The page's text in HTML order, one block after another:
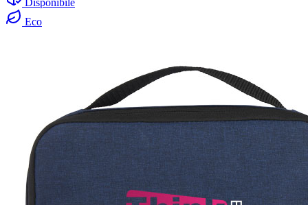
Disponibile
Eco